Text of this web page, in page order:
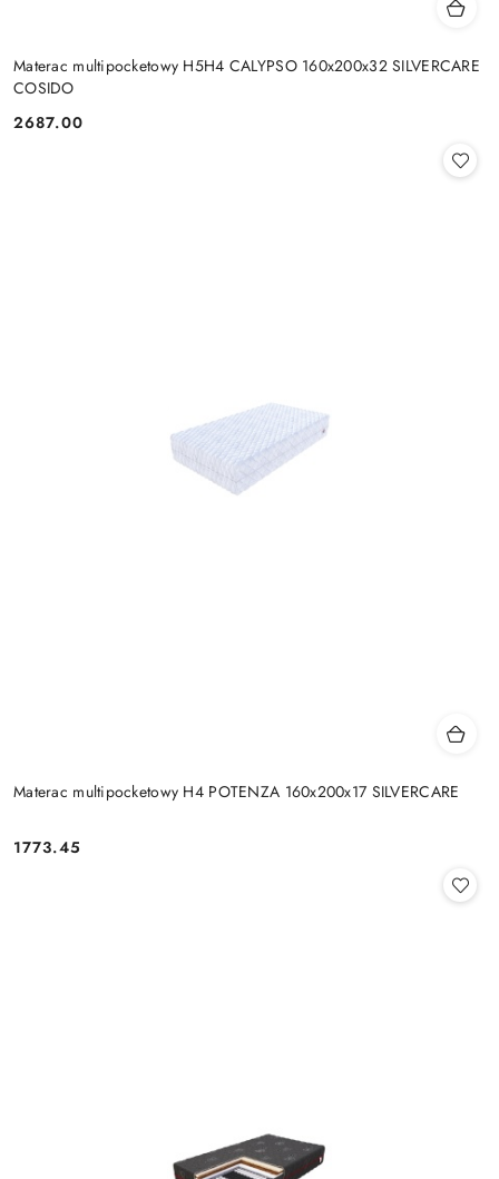
Materac multipocketowy H5H4 CALYPSO 160x200x32 SILVERCARE
COSIDO
Cena:
2687.00
Materac multipocketowy H4 POTENZA 160x200x17 SILVERCARE
Cena:
1773.45